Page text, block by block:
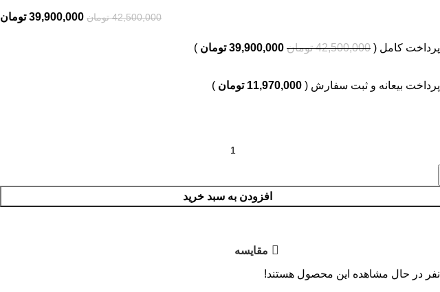
42,500,000 تومان 39,900,000 تومان
پرداخت کامل (
42,500,000 تومان 39,900,000 تومان )
پرداخت بیعانه و ثبت سفارش (
11,970,000 تومان )
افزودن به سبد خرید
مقایسه
نفر در حال مشاهده این محصول هستند!